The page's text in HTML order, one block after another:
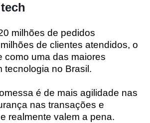
milhões de pedidos
de clientes atendidos, o
como uma das maiores
tecnologia no Brasil.
é de mais agilidade nas
nas transações e
realmente valem a pena.